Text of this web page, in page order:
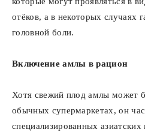
отёков, а в некоторых случаях
головной боли.
Включение амлы в рацион
Хотя свежий плод амлы может
обычных супермаркетах, он
специализированных азиатских